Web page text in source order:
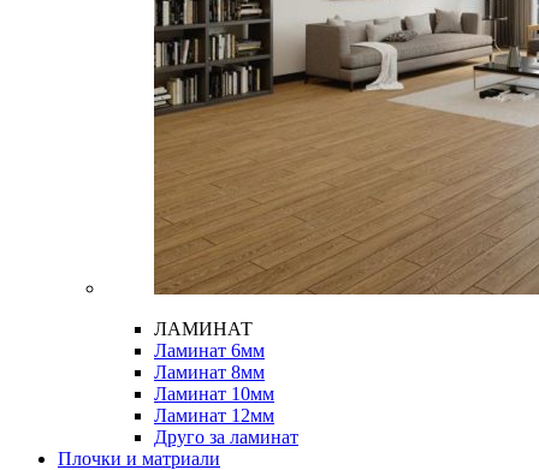
ЛАМИНАТ
Ламинат 6мм
Ламинат 8мм
Ламинат 10мм
Ламинат 12мм
Друго за ламинат
Плочки и матриали